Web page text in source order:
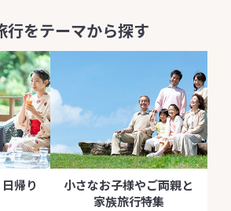
行をテーマから探す
帰り
小さなお子様やご両親と
家族旅行特集